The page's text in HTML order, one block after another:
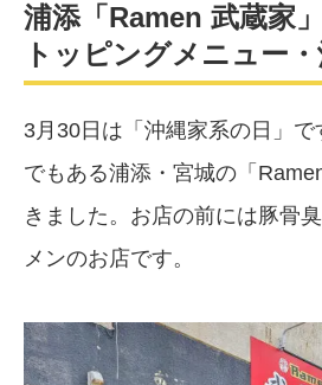
浦添「Ramen 武蔵家
トッピングメニュー
3月30日は「沖縄家系の日」
でもある浦添・宮城の「
きました。お店の前には豚骨
メンのお店です。